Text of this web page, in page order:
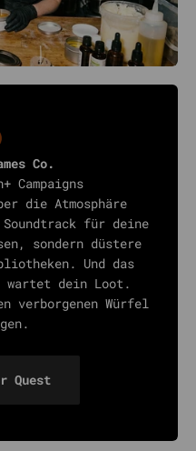
Co.
Campaigns
die Atmosphäre
für deine
sondern düstere
Und das
wartet dein Loot.
verborgenen Würfel
Quest